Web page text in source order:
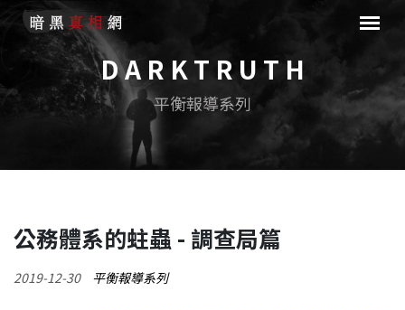
D A R K T R U T H
平衡報導系列
公務體系的蛀蟲 - 調查局篇
2019-12-30 平衡報導系列